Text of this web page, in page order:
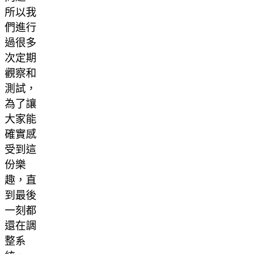
所以我
們進行
過很多
次定期
觀察和
測試，
為了讓
大家能
確實感
受到這
份樂
趣，直
到最後
一刻都
還在調
整系